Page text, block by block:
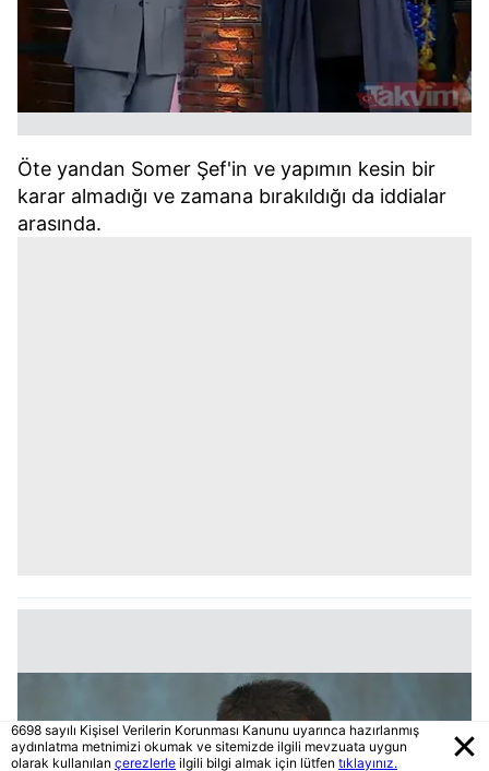
Öte yandan Somer Şef'in ve yapımın kesin bir
karar almadığı ve zamana bırakıldığı da iddialar
arasında.
6698 sayılı Kişisel Verilerin Korunması Kanunu uyarınca hazırlanmış
aydınlatma metnimizi okumak ve sitemizde ilgili mevzuata uygun
olarak kullanılan çerezlerle ilgili bilgi almak için lütfen tıklayınız.